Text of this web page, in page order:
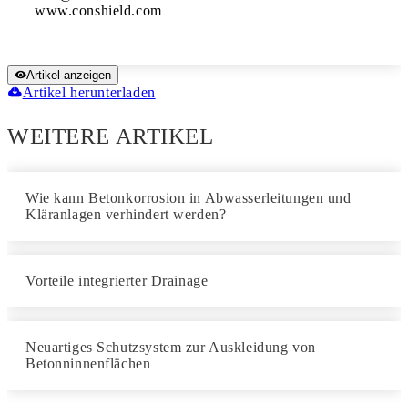
www.conshield.com
Artikel anzeigen
Artikel herunterladen
WEITERE ARTIKEL
Wie kann Betonkorrosion in Abwasserleitungen und
Kläranlagen verhindert werden?
Vorteile integrierter Drainage
Neuartiges Schutzsystem zur Auskleidung von
Betonninnenflächen